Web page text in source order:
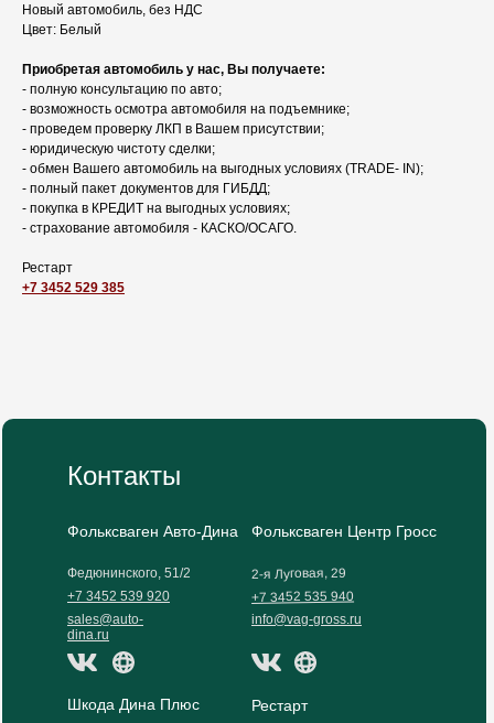
Новый автомобиль, без НДС
Цвет: Белый
Приобретая автомобиль у нас, Вы получаете:
- полную консультацию по авто;
- возможность осмотра автомобиля на подъемнике;
- проведем проверку ЛКП в Вашем присутствии;
- юридическую чистоту сделки;
- обмен Вашего автомобиль на выгодных условиях (TRADЕ- IN);
- полный пакет документов для ГИБДД;
- покупка в КРЕДИТ на выгодных условиях;
- страхование автомобиля - КАСКО/ОСАГО.
Рестарт
+7 3452 529 385
Контакты
Фольксваген Авто-Дина
Федюнинского, 51/2
+7 3452 539 920
sales@auto-
dina.ru
Фольксваген Центр Гросс
2-я Луговая, 29
+7 3452 535 940
info@vag-gross.ru
Шкода Дина Плюс Рестарт